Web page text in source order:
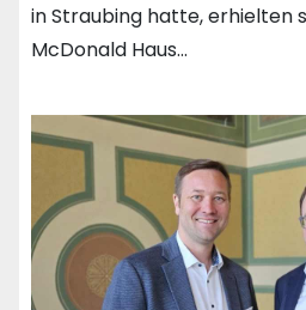
in Straubing hatte, erhielten
McDonald Haus…